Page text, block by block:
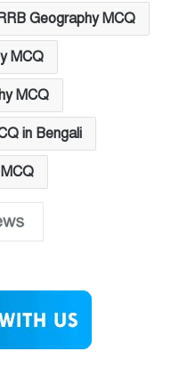
Geography MCQ
MCQ
MCQ
in Bengali